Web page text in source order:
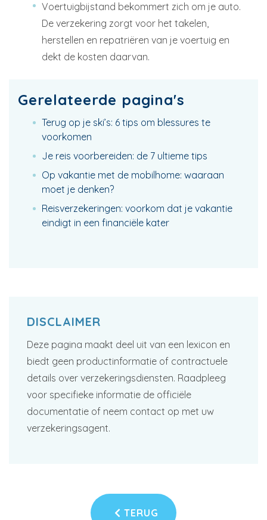
Voertuigbijstand bekommert zich om je auto.
De verzekering zorgt voor het takelen,
herstellen en repatriëren van je voertuig en
dekt de kosten daarvan.
Gerelateerde pagina's
Terug op je ski’s: 6 tips om blessures te
voorkomen
Je reis voorbereiden: de 7 ultieme tips
Op vakantie met de mobilhome: waaraan
moet je denken?
Reisverzekeringen: voorkom dat je vakantie
eindigt in een financiële kater
DISCLAIMER
Deze pagina maakt deel uit van een lexicon en
biedt geen productinformatie of contractuele
details over verzekeringsdiensten. Raadpleeg
voor specifieke informatie de officiële
documentatie of neem contact op met uw
verzekeringsagent.
TERUG